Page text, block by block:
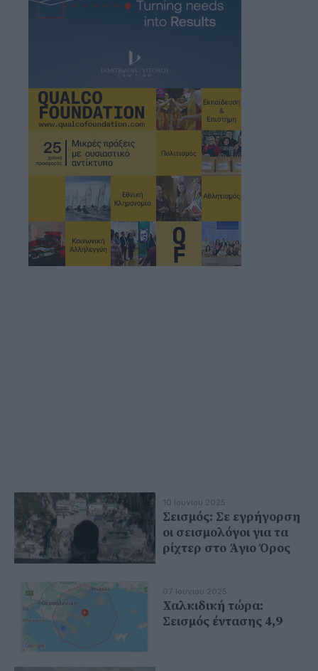
10 Ιουνίου 2025
Σεισμός: Σε εγρήγορση
οι σεισμολόγοι για τα
ρίχτερ στο Άγιο Όρος
07 Ιουνίου 2025
Χαλκιδική τώρα:
Σεισμός έντασης 4,9